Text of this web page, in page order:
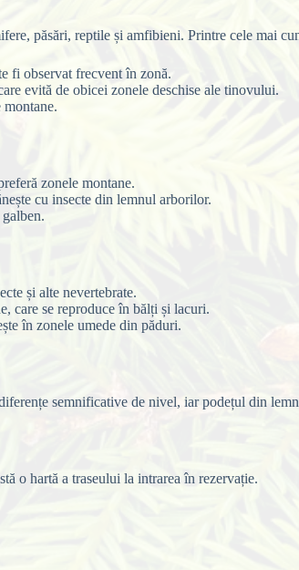
păsări, reptile și amfibieni. Printre cele mai
fi observat frecvent în zonă.
evită de obicei zonele deschise ale tinovului.
zonele montane.
cu insecte din lemnul arborilor.
și alte nevertebrate.
care se reproduce în bălți și lacuri.
în zonele umede din păduri.
semnificative de nivel, iar podețul din
o hartă a traseului la intrarea în rezervație.